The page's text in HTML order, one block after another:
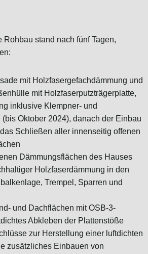
Rohbau stand nach fünf Tagen,
mit Holzfasergefachdämmung und
mit Holzfaserputzträgerplatte,
inklusive Klempner- und
Oktober 2024), danach der Einbau
Schließen aller innenseitig offenen
Dämmungsflächen des Hauses
Holzfaserdämmung in den
Trempel, Sparren und
und Dachflächen mit OSB-3-
Abkleben der Plattenstöße
zur Herstellung einer luftdichten
zusätzliches Einbauen von